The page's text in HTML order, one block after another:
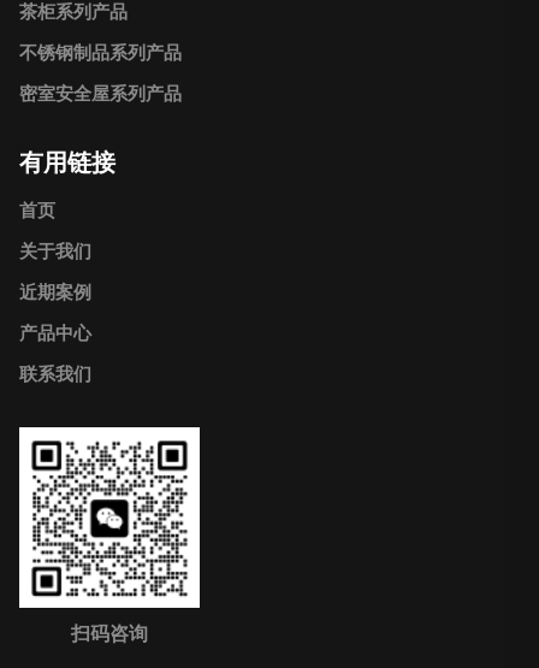
茶柜系列产品
不锈钢制品系列产品
密室安全屋系列产品
有用链接
首页
关于我们
近期案例
产品中心
联系我们
扫码咨询